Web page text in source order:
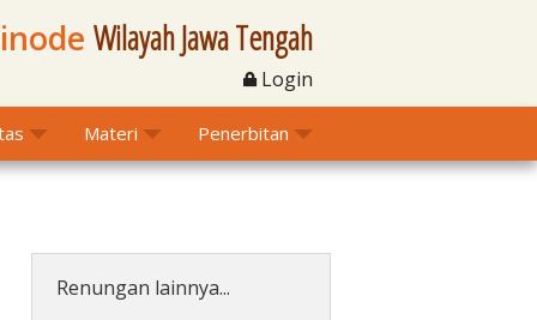
Wilayah Jawa Tengah
Login
Materi Penerbitan
Renungan lainnya...